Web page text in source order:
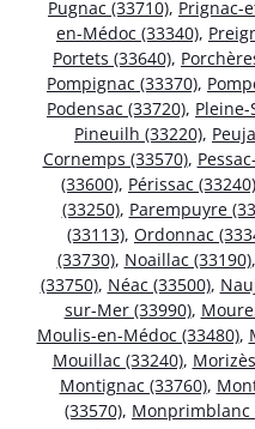
Pugnac (33710), Prignac-
en-Médoc (33340),
Portets (33640),
Pompignac (33370),
Podensac (33720), Pleine-
Pineuilh (33220),
Cornemps (33570),
(33600), Périssac (33240)
(33250), Parempuyre
(33113), Ordonnac
(33730), Noaillac (33190),
(33750), Néac (33500),
sur-Mer (33990),
Moulis-en-Médoc (33480),
Mouillac (33240),
Montignac (33760),
(33570), Monprimblanc